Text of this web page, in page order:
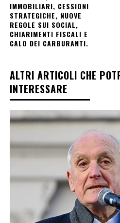
IMMOBILIARI, CESSIONI
STRATEGICHE, NUOVE
REGOLE SUI SOCIAL,
CHIARIMENTI FISCALI E
CALO DEI CARBURANTI.
ALTRI ARTICOLI CHE
INTERESSARE